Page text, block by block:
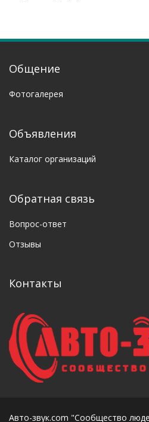
Общение
Фотогалерея
Объявления
Каталог организаций
Обратная связь
Вопрос-ответ
Отзывы
Контакты
Авто-звук.com "Сообщество